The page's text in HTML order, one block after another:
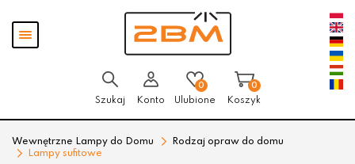
Pokaż
menu
Szukaj Konto
0
Ulubione
0
Koszyk
Wewnętrzne Lampy do Domu
Rodzaj opraw do domu
Lampy sufitowe